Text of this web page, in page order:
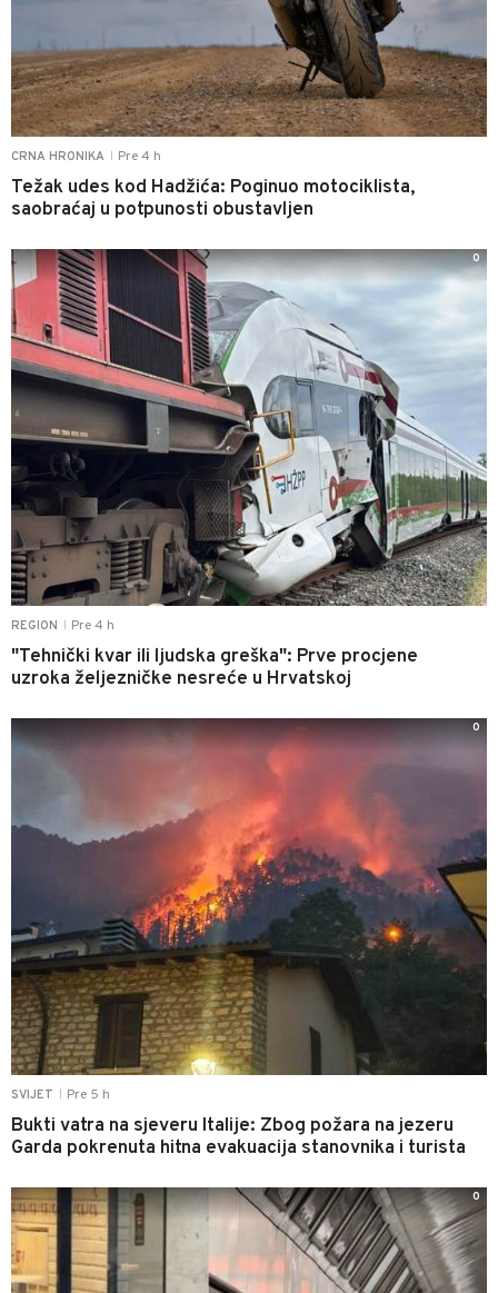
CRNA HRONIKA Pre 4 h
Težak udes kod Hadžića: Poginuo motociklista,
saobraćaj u potpunosti obustavljen
REGION Pre 4 h
"Tehnički kvar ili ljudska greška": Prve procjene
uzroka željezničke nesreće u Hrvatskoj
0
SVIJET Pre 5 h
Bukti vatra na sjeveru Italije: Zbog požara na jezeru
Garda pokrenuta hitna evakuacija stanovnika i turista
0
0